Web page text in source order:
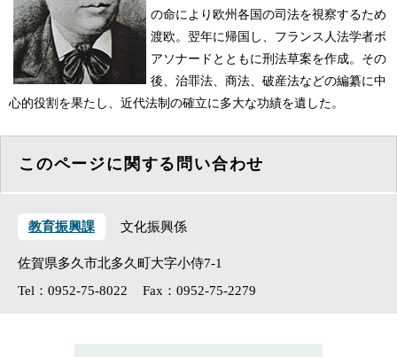
の命により欧州各国の司法を視察するため
渡欧。翌年に帰国し、フランス人法学者ボ
アソナードとともに刑法草案を作成。その
後、治罪法、商法、破産法などの編纂に中
心的役割を果たし、近代法制の確立に多大な功績を遺した。
このページに関する問い合わせ
教育振興課 文化振興係
佐賀県多久市北多久町大字小侍7-1
Tel：0952-75-8022
Fax：0952-75-2279